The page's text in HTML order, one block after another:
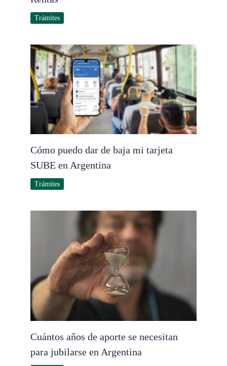
Trámites
Cómo puedo dar de baja mi tarjeta
SUBE en Argentina
Trámites
Cuántos años de aporte se necesitan
para jubilarse en Argentina